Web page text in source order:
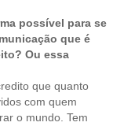
possível para se
que é
Ou essa
que quanto
com quem
o mundo. Tem